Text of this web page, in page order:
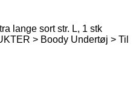
lange sort str. L, 1 stk
> Boody Undertøj > Til